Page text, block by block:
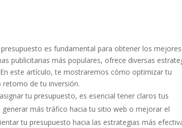
es fundamental para obtener los mejores
publicitarias más populares, ofrece diversas
este artículo, te mostraremos cómo optimizar tu
retorno de tu inversión.
tu presupuesto, es esencial tener claros tus
más tráfico hacia tu sitio web o mejorar el
tu presupuesto hacia las estrategias más